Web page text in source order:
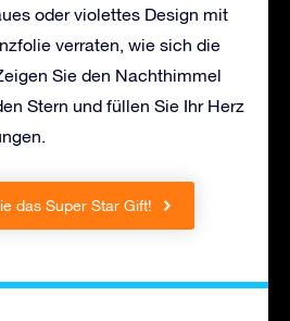
oder violettes Design mit
verraten, wie sich die
Sie den Nachthimmel
Stern und füllen Sie Ihr Herz
das Super Star Gift!